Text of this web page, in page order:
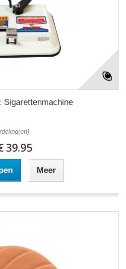
Sigarettenmachine
39.95
Meer